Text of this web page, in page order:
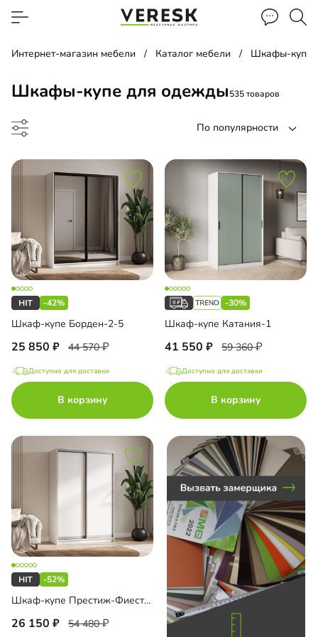
Интернет-магазин мебели Каталог мебели Шкафы-купе
Шкафы-купе для одежды535 товаров
По популярности
купе
купе угловой
встроенный
до
до
до
-42%
Шкаф-купе Борден-2-5
25 850 44 570
Доступно для доставки
В корзину
-30%
Шкаф-купе Катания-1
41 550 59 360
Доступно для доставки
В корзину
-52%
Шкаф-купе Престиж-Фиеста 2 двери
26 150 54 480